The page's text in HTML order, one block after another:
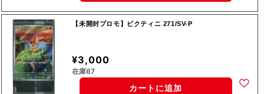
【未開封プロモ】ビクティニ 271/SV-P
¥3,000
在庫67
カートに追加